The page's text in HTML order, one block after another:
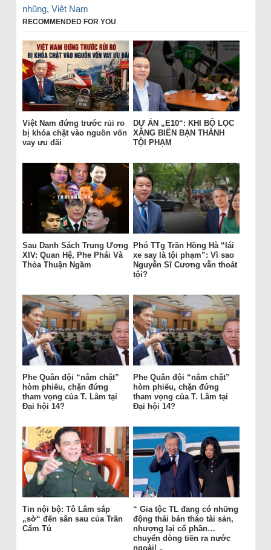
nhũng, Việt Nam
RECOMMENDED FOR YOU
Việt Nam đứng trước rủi ro
bị khóa chặt vào nguồn vốn
vay ưu đãi
DỰ ÁN „E10“: KHI BỘ LỌC
XĂNG BIẾN BẠN THÀNH
TỘI PHẠM
Sau Danh Sách Trung Ương
XIV: Quan Hệ, Phe Phái Và
Thỏa Thuận Ngầm
Phó TTg Trần Hồng Hà “lái
xe say là tội phạm”: Vì sao
Nguyễn Sĩ Cương vẫn thoát
tội?
Phe Quân đội “nắm chặt”
hòm phiếu, chặn đứng
tham vọng của T. Lâm tại
Đại hội 14?
Phe Quân đội “nắm chặt”
hòm phiếu, chặn đứng
tham vọng của T. Lâm tại
Đại hội 14?
Tin nội bộ: Tô Lâm sắp
„sờ“ đến sân sau của Trần
Cẩm Tú
“ Gia tộc TL đang có những
động thái bán tháo tài sản,
nhượng lại cổ phần…
chuyển dòng tiền ra nước
ngoài! „